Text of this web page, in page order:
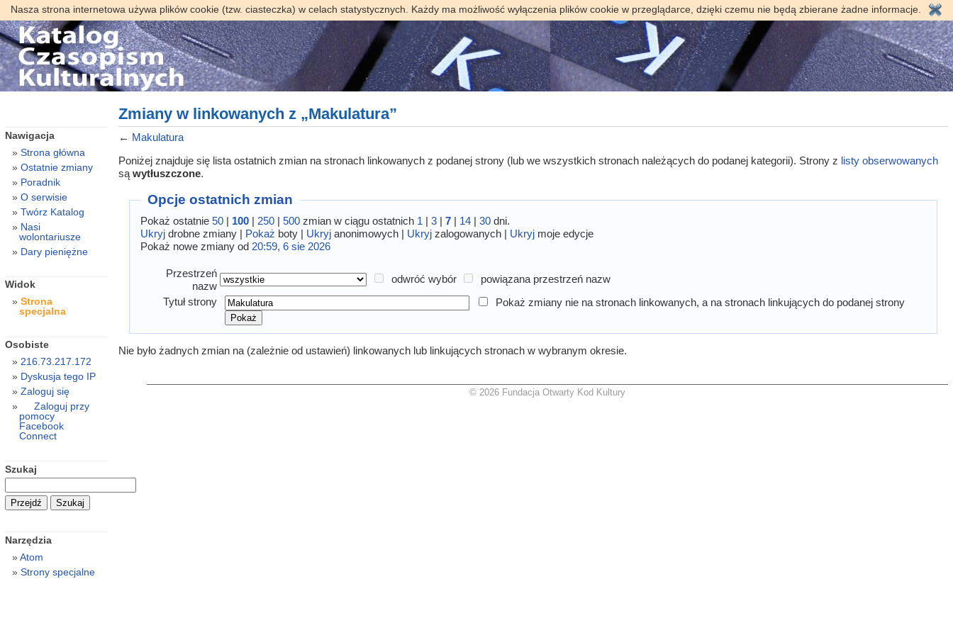
Nasza strona internetowa używa plików cookie (tzw. ciasteczka) w celach statystycznych. Każdy ma możliwość wyłączenia plików cookie w przeglądarce, dzięki czemu nie będą zbierane żadne informacje.
Zmiany w linkowanych z „Makulatura”
← Makulatura
Poniżej znajduje się lista ostatnich zmian na stronach linkowanych z podanej strony (lub we wszystkich stronach należących do podanej kategorii). Strony z listy obserwowanych
są wytłuszczone.
Opcje ostatnich zmian
Pokaż ostatnie50 | 100 | 250 |500 zmian w ciągu ostatnich 1 |3 |7 | 14 |30 dni.
Ukryj drobne zmiany | Pokaż boty | Ukryj anonimowych | Ukryj zalogowanych | Ukryj moje edycje
Pokaż nowe zmiany od 20:59, 6 sie 2026
Przestrzeń
nazw
odwróć wybór
powiązana przestrzeń nazw
Tytuł strony
Pokaż zmiany nie na stronach linkowanych, a na stronach linkujących do podanej strony
Nie było żadnych zmian na (zależnie od ustawień) linkowanych lub linkujących stronach w wybranym okresie.
Nawigacja
Strona główna
Ostatnie zmiany
Poradnik
O serwisie
Twórz Katalog
Nasi
wolontariusze
Dary pieniężne
Widok
Strona
specjalna
Osobiste
216.73.217.172
Dyskusja tego IP
Zaloguj się
Zaloguj przy
pomocy
Facebook
Connect
Szukaj
Narzędzia
Atom
Strony specjalne
© 2026 Fundacja Otwarty Kod Kultury